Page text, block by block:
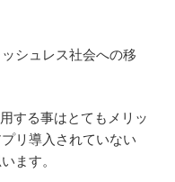
シュレス社会への移
する事はとてもメリッ
リ導入されていない
ます。